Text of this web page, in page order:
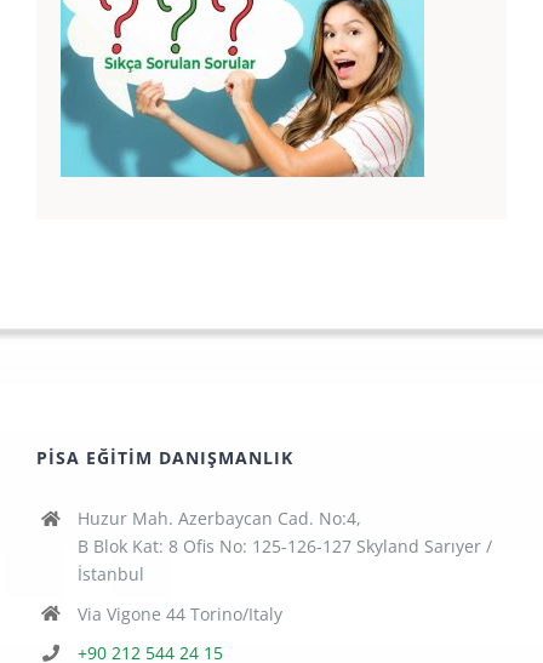
PISA EĞITIM DANIŞMANLIK
Huzur Mah. Azerbaycan Cad. No:4,
B Blok Kat: 8 Ofis No: 125-126-127 Skyland Sarıyer /
İstanbul
Via Vigone 44 Torino/Italy
+90 212 544 24 15